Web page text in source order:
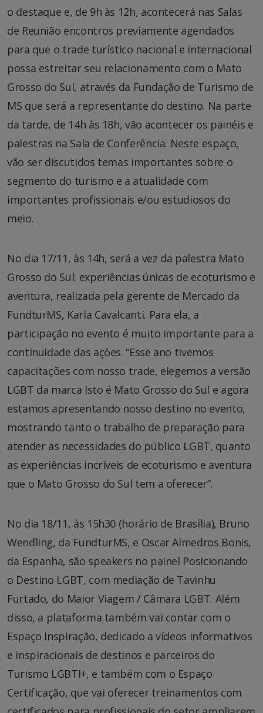
o destaque e, de 9h às 12h, acontecerá nas Salas
de Reunião encontros previamente agendados
para que o trade turístico nacional e internacional
possa estreitar seu relacionamento com o Mato
Grosso do Sul, através da Fundação de Turismo de
MS que será a representante do destino. Na parte
da tarde, de 14h às 18h, vão acontecer os painéis e
palestras na Sala de Conferência. Neste espaço,
vão ser discutidos temas importantes sobre o
segmento do turismo e a atualidade com
importantes profissionais e/ou estudiosos do
meio.
No dia 17/11, às 14h, será a vez da palestra Mato
Grosso do Sul: experiências únicas de ecoturismo e
aventura, realizada pela gerente de Mercado da
FundturMS, Karla Cavalcanti. Para ela, a
participação no evento é muito importante para a
continuidade das ações. “Esse ano tivemos
capacitações com nosso trade, elegemos a versão
LGBT da marca Isto é Mato Grosso do Sul e agora
estamos apresentando nosso destino no evento,
mostrando tanto o trabalho de preparação para
atender as necessidades do público LGBT, quanto
as experiências incríveis de ecoturismo e aventura
que o Mato Grosso do Sul tem a oferecer”.
No dia 18/11, às 15h30 (horário de Brasília), Bruno
Wendling, da FundturMS, e Oscar Almedros Bonis,
da Espanha, são speakers no painel Posicionando
o Destino LGBT, com mediação de Tavinhu
Furtado, do Maior Viagem / Câmara LGBT. Além
disso, a plataforma também vai contar com o
Espaço Inspiração, dedicado a vídeos informativos
e inspiracionais de destinos e parceiros do
Turismo LGBTI+, e também com o Espaço
Certificação, que vai oferecer treinamentos com